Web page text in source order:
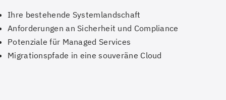
Ihre bestehende Systemlandschaft
Anforderungen an Sicherheit und Compliance
Potenziale für Managed Services
Migrationspfade in eine souveräne Cloud